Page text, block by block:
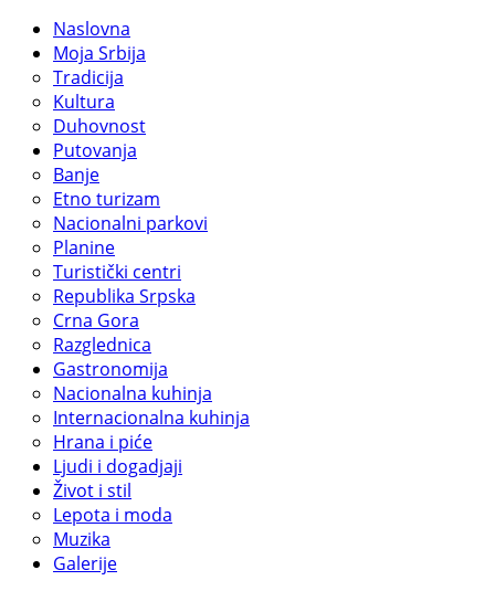
Naslovna
Moja Srbija
Tradicija
Kultura
Duhovnost
Putovanja
Banje
Etno turizam
Nacionalni parkovi
Planine
Turistički centri
Republika Srpska
Crna Gora
Razglednica
Gastronomija
Nacionalna kuhinja
Internacionalna kuhinja
Hrana i piće
Ljudi i dogadjaji
Život i stil
Lepota i moda
Muzika
Galerije